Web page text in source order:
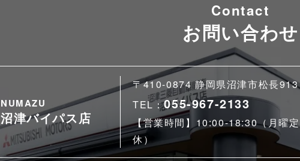
Contact
お問い合わせ
NUMAZU
沼津バイパス店
〒410-0874 静岡県沼津市松長913
TEL：055-967-2133
【営業時間】10:00-18:30（月曜定
休）